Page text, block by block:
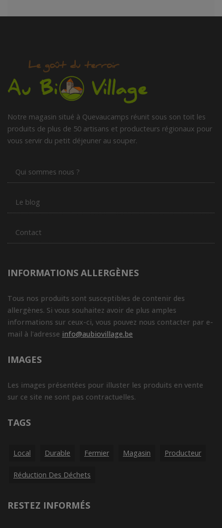
Notre magasin situé à Quevaucamps réunit sous son toit les
produits de plus de 50 artisans et producteurs régionaux pour
vous servir du petit déjeuner au souper.
Qui sommes nous ?
Le blog
Contact
INFORMATIONS ALLERGÈNES
Tous nos produits sont susceptibles de contenir des
allergènes. Si vous souhaitez avoir de plus amples
informations sur ceux-ci, vous pouvez nous contacter par e-
mail à l'adresse info@aubiovillage.be
IMAGES
Les images présentées pour illuster les produits en vente
sur ce site ne sont pas contractuelles.
TAGS
Local Durable Fermier Magasin Producteur
Réduction Des Déchets
RESTEZ INFORMÉS